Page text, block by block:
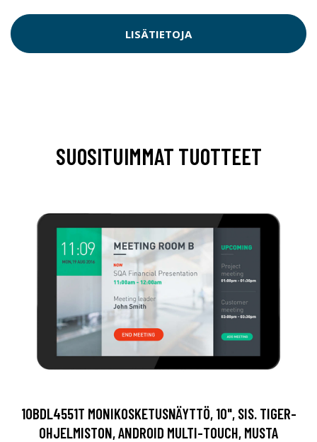
LISÄTIETOJA
SUOSITUIMMAT TUOTTEET
10BDL4551T MONIKOSKETUSNÄYTTÖ, 10", SIS. TIGER-
OHJELMISTON, ANDROID MULTI-TOUCH, MUSTA